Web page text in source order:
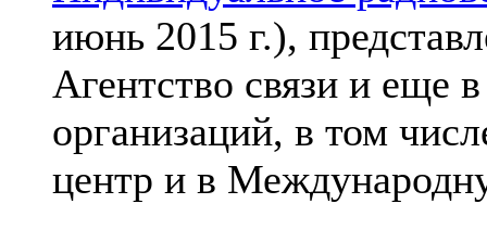
июнь 2015 г.),
Агентство связи и еще
организаций, в том
центр и в